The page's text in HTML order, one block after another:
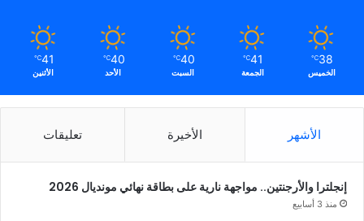
38
℃
الخميس
41
℃
الجمعة
40
℃
السبت
40
℃
الأحد
41
℃
الأثنين
الأشهر الأخيرة تعليقات
إنجلترا والأرجنتين.. مواجهة نارية على بطاقة نهائي مونديال 2026
منذ 3 أسابيع